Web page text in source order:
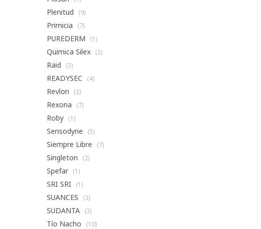
Plenitud (9)
Primicia (7)
PUREDERM (1)
Quimica Silex (2)
Raid (3)
READYSEC (4)
Revlon (2)
Rexona (7)
Roby (1)
Sensodyne (5)
Siempre Libre (7)
Singleton (2)
Spefar (1)
SRI SRI (1)
SUANCES (2)
SUDANTA (3)
Tío Nacho (10)